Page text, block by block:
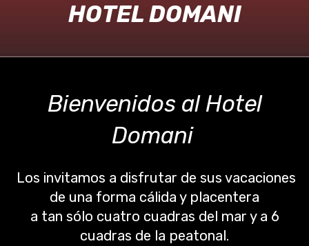
HOTEL DOMANI
Bienvenidos al Hotel
Domani
Los invitamos a disfrutar de sus vacaciones
de una forma cálida y placentera
a tan sólo cuatro cuadras del mar y a 6
cuadras de la peatonal.